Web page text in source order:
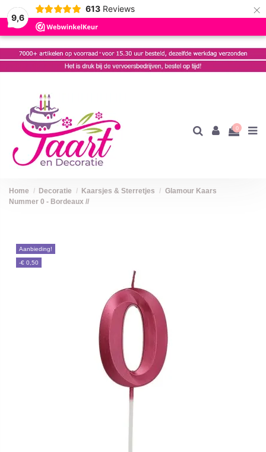
9,6
613 Reviews ×
0
Home Decoratie Kaarsjes & Sterretjes
Glamour Kaars
Nummer 0 - Bordeaux //
Aanbieding!
-€ 0,50